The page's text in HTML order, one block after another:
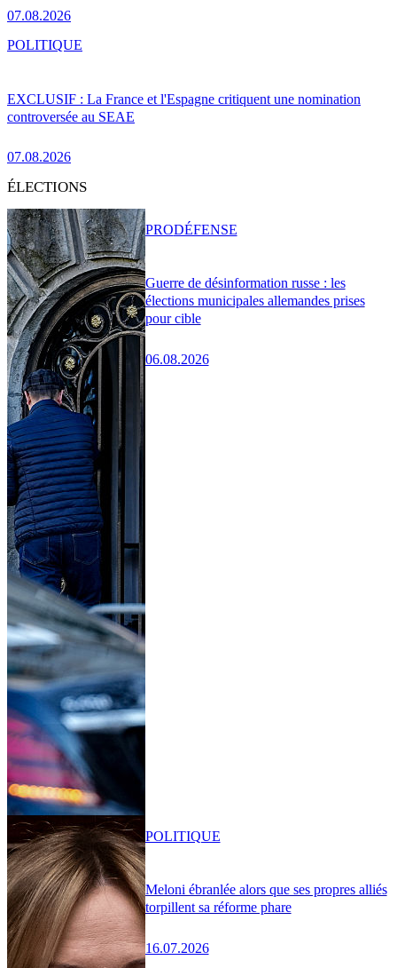
07.08.2026
EXCLUSIF : La France et l'Espagne critiquent une nomination
controversée au SEAE
07.08.2026
POLITIQUE
ÉLECTIONS
Guerre de désinformation russe : les
élections municipales allemandes prises
pour cible
06.08.2026
PRODÉFENSE
Meloni ébranlée alors que ses propres alliés
torpillent sa réforme phare
16.07.2026
POLITIQUE